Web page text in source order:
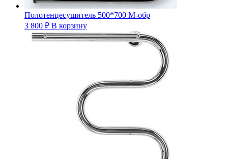
Полотенцесушитель 500*700 М-обр
3 800 ₽ В корзину